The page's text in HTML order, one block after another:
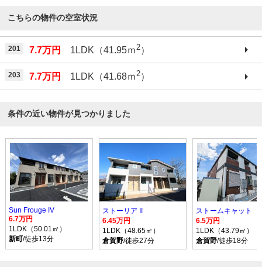
こちらの物件の空室状況
201 7.7万円 1LDK（41.95ｍ2）
203 7.7万円 1LDK（41.68ｍ2）
条件の近い物件が見つかりました
Sun Frouge IV
6.7万円
1LDK（50.01㎡）
新町/徒歩13分
ストーリア II
6.45万円
1LDK（48.65㎡）
倉賀野/徒歩27分
ストームキャット
6.5万円
1LDK（43.79㎡）
倉賀野/徒歩18分